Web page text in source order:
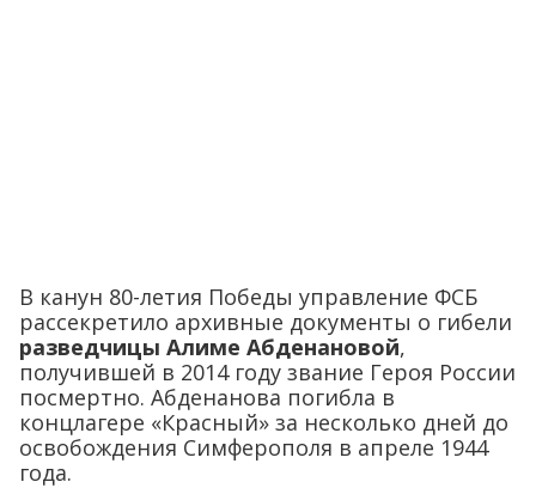
В канун 80-летия Победы управление ФСБ
рассекретило архивные документы о гибели
разведчицы Алиме Абденановой,
получившей в 2014 году звание Героя России
посмертно. Абденанова погибла в
концлагере «Красный» за несколько дней до
освобождения Симферополя в апреле 1944
года.